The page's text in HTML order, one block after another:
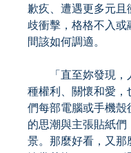
歉疚、遭遇更多元且
歧衝擊，格格不入或
間該如何調適。
「直至妳發現，
種權利、關懷和愛，
們每部電腦或手機殼
的思潮與主張貼紙們
景。那麼好看，又那